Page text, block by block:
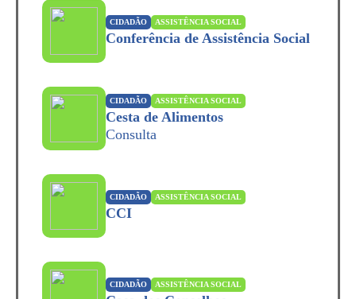
CIDADÃO ASSISTÊNCIA SOCIAL
Conferência de Assistência Social
CIDADÃO ASSISTÊNCIA SOCIAL
Cesta de Alimentos
Consulta
CIDADÃO ASSISTÊNCIA SOCIAL
CCI
CIDADÃO ASSISTÊNCIA SOCIAL